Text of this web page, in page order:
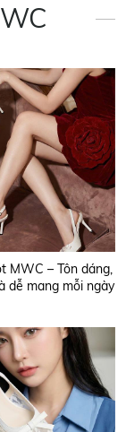
MWC – Tôn dáng,
dễ mang mỗi ngày